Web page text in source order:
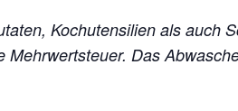
Kochutensilien als auch
Mehrwertsteuer. Das